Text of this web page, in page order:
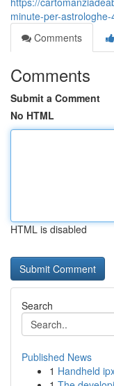
minute-per-
Comments
Comments
Submit a Comment
No HTML
HTML is disabled
Search
Published News
1 Handheld